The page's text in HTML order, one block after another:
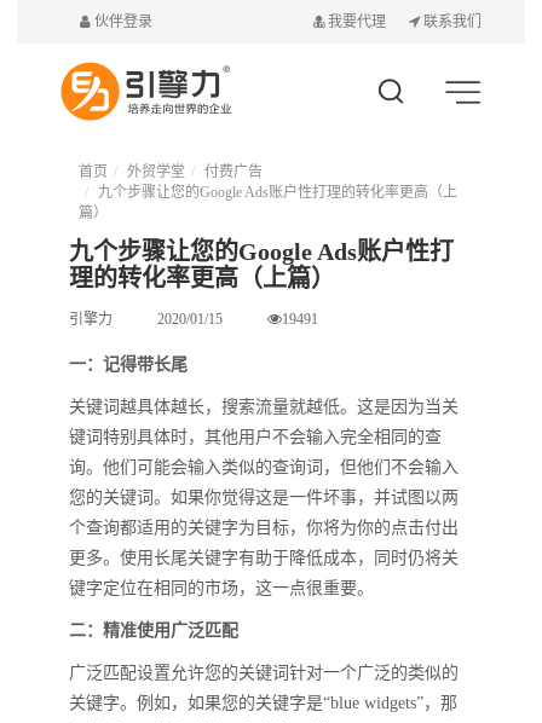
伙伴登录 我要代理 联系我们
首页 外贸学堂
付费广告
九个步骤让您的Google Ads账户性打理的转化率更高（上
篇）
九个步骤让您的Google Ads账户性打
理的转化率更高（上篇）
引擎力 2020/01/15 19491
一：记得带长尾
关键词越具体越长，搜索流量就越低。这是因为当关
键词特别具体时，其他用户不会输入完全相同的查
询。他们可能会输入类似的查询词，但他们不会输入
您的关键词。如果你觉得这是一件坏事，并试图以两
个查询都适用的关键字为目标，你将为你的点击付出
更多。使用长尾关键字有助于降低成本，同时仍将关
键字定位在相同的市场，这一点很重要。
二：精准使用广泛匹配
广泛匹配设置允许您的关键词针对一个广泛的类似的
关键字。例如，如果您的关键字是“blue widgets”，那